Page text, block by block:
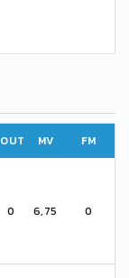
OUT MV FM
0 6,75 0